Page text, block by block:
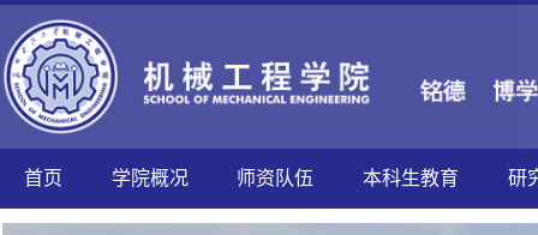
首页 学院概况 师资队伍 本科生教育 研